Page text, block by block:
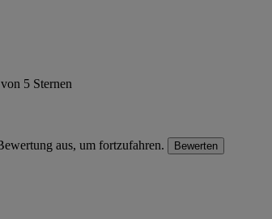
5 Sternen
aus, um fortzufahren. Bewerten